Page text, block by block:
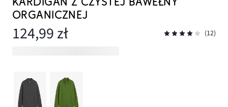
ORGANICZNEJ
124,99 zł (12)